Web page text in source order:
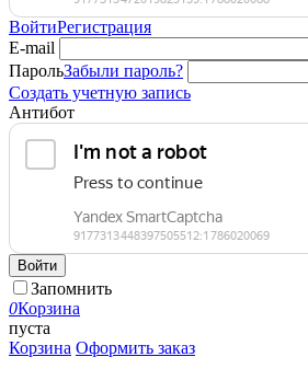
ВойтиРегистрация
E-mail
ПарольЗабыли пароль?
Создать учетную запись
Антибот
Войти
Запомнить
0Корзина
пуста
Корзина Оформить заказ